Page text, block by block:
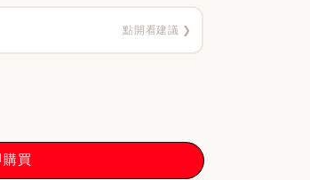
點開看建議 ❯
購買